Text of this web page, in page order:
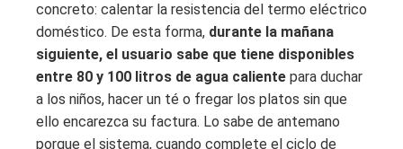
concreto: calentar la resistencia del termo eléctrico
doméstico. De esta forma, durante la mañana
siguiente, el usuario sabe que tiene disponibles
entre 80 y 100 litros de agua caliente para duchar
a los niños, hacer un té o fregar los platos sin que
ello encarezca su factura. Lo sabe de antemano
porque el sistema, cuando complete el ciclo de